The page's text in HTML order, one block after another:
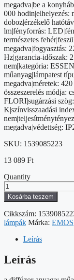
megadva|be a
000 hodin|elhelyezés:
doboz|érzékelő
lm|fényforrás:
természetes
megadva|fogyasztás:
Hz|garancia-időszak:
nem|kategória:
műanyag|lámpatest
megadva|méretek:
összeszerelés módja:
FLORI|sugárzási
K|színvisszaadási
megadva|védettség:
SKU: 1539085223
13 089 Ft
Quantity
LED
felületi
lámpatest
FLORI
négyzet,
fehér,
22W,
fehér
mennyiség
Kosárba teszem
Cikkszám:
lámpák Márka: EMOS
Leírás
Leírás